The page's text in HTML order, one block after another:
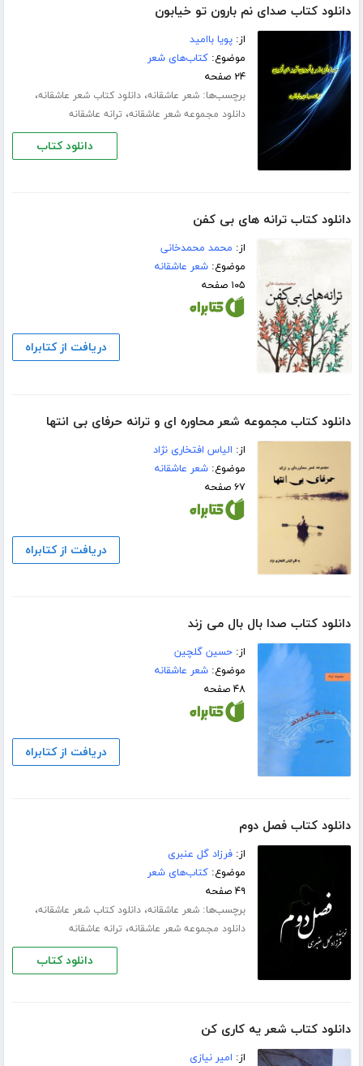
دانلود کتاب صدای نم بارون تو خیابون
از:پویا باامید
موضوع:کتاب‌های شعر
۲۴ صفحه
برچسب‌ها:شعر عاشقانه،دانلود کتاب شعر عاشقانه،
دانلود مجموعه شعر عاشقانه، ترانه عاشقانه
دانلود کتاب
دانلود کتاب ترانه های بی کفن
از: محمد محمدخانی
موضوع:شعر عاشقانه
۱۰۵ صفحه
دریافت از کتابراه
دانلود کتاب مجموعه شعر محاوره ای و ترانه حرفای بی انتها
از: الیاس افتخاری نژاد
موضوع:شعر عاشقانه
۶۷ صفحه
دریافت از کتابراه
دانلود کتاب صدا بال بال می زند
از:حسین گلچین
موضوع:شعر عاشقانه
۴۸ صفحه
دریافت از کتابراه
دانلود کتاب فصل دوم
از:فرزاد گل عنبری
موضوع:کتاب‌های شعر
۴۹ صفحه
برچسب‌ها:شعر عاشقانه،دانلود کتاب شعر عاشقانه،
دانلود مجموعه شعر عاشقانه، ترانه عاشقانه
دانلود کتاب
دانلود کتاب شعر یه کاری کن
از: امیر نیازی